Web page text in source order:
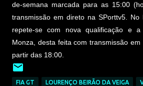
de-semana marcada para as 15:00
transmissão em direto na SPorttv5. No
repete-se com nova qualificação e
Monza, desta feita com transmissão
partir das 18:00.
FIA GT LOURENÇO BEIRÃO DA VEIGA